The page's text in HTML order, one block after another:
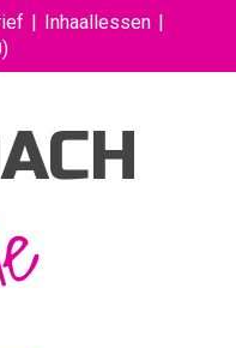
Inhaallessen